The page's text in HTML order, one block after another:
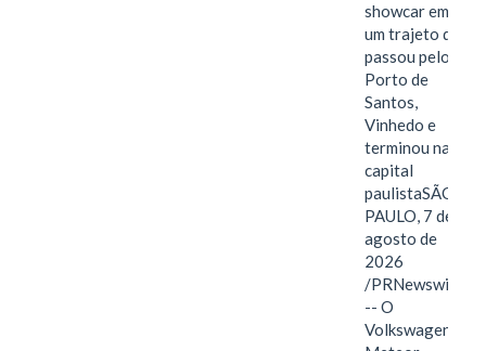
showcar em
um trajeto que
passou pelo
Porto de
Santos,
Vinhedo e
terminou na
capital
paulistaSÃO
PAULO, 7 de
agosto de
2026
/PRNewswire/
-- O
Volkswagen